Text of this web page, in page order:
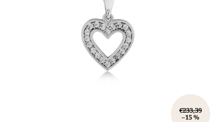
€233,39
–15 %